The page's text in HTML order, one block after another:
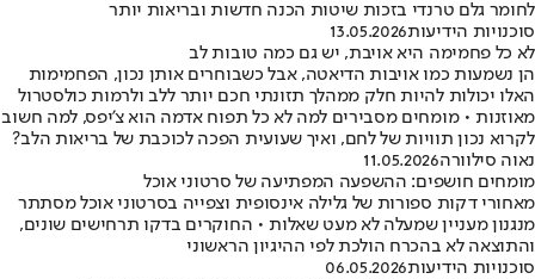
לחומר גלם טרנדי בזכות שיטות הכנה חדשות ובריאות יותר
סוכנויות הידיעות13.05.2026
לא כל פחמימה היא אויבת, יש גם כמה טובות לב
הן נשמעות כמו אויבות הדיאטה, אבל כשבוחרים אותן נכון, הפחמימות
האלו יכולות להיות חלק ממהלך תזונתי חכם יותר ללב ולרמות כולסטרול
מאוזנות • מומחים מסבירים למה לא כל תפוח אדמה הוא צ’יפס, למה חשוב
לקרוא נכון תוויות של לחם, ואיך שעועית הפכה לכוכבת של בריאות הלב?
נאוה סילוורה11.05.2026
מומחים חושפים: ההשפעה המפתיעה של סרטוני אוכל
מאחורי דקות ספורות של גלילה אינסופית וצפייה בסרטוני אוכל מסתתר
מנגנון מעניין שמעלה לא מעט שאלות • החוקרים בדקו תרחישים שונים,
והתוצאה לא בהכרח הולכת לפי ההיגיון הראשוני
סוכנויות הידיעות06.05.2026